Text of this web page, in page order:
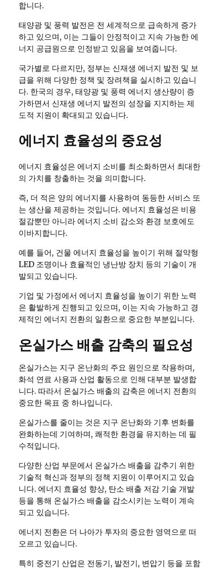
합니다.
태양광 및 풍력 발전은 전 세계적으로 급속하게 증가
하고 있으며, 이는 그들이 안정적이고 지속 가능한 에
너지 공급원으로 인정받고 있음을 보여줍니다.
국가별로 다르지만, 정부는 신재생 에너지 발전 및 보
급을 위해 다양한 정책 및 장려책을 실시하고 있습니
다. 한국의 경우, 태양광 및 풍력 에너지 생산량이 증
가하면서 신재생 에너지 발전의 성장을 지지하는 제
도적 지원이 확대되고 있습니다.
에너지 효율성의 중요성
에너지 효율성은 에너지 소비를 최소화하면서 최대한
의 가치를 창출하는 것을 의미합니다.
즉, 더 적은 양의 에너지를 사용하여 동등한 서비스 또
는 생산을 제공하는 것입니다. 에너지 효율성은 비용
절감뿐만 아니라 에너지 소비 감소와 환경 보호에도
이바지합니다.
예를 들어, 건물 에너지 효율성을 높이기 위해 절약형
LED 조명이나 효율적인 냉난방 장치 등의 기술이 개
발되고 있습니다.
기업 및 가정에서 에너지 효율성을 높이기 위한 노력
은 활발하게 진행되고 있으며, 이는 지속 가능하고 경
제적인 에너지 전환의 일환으로 중요한 부분입니다.
온실가스 배출 감축의 필요성
온실가스는 지구 온난화의 주요 원인으로 작용하며,
화석 연료 사용과 산업 활동으로 인해 대부분 발생합
니다. 따라서 온실가스 배출의 감축은 에너지 전환의
중요한 목표 중 하나입니다.
온실가스를 줄이는 것은 지구 온난화와 기후 변화를
완화하는데 기여하며, 쾌적한 환경을 유지하는 데 필
수적입니다.
다양한 산업 부문에서 온실가스 배출을 감추기 위한
기술적 혁신과 정부의 정책 지원이 이루어지고 있습
니다. 에너지 효율성 향상, 탄소 배출 저감 기술 개발
등을 통해 온실가스 배출을 감소시키는 노력이 계속
되고 있습니다.
에너지 전환은 더 나아가 투자의 중요한 영역으로 떠
오르고 있습니다.
특히 중전기 산업은 전동기, 발전기, 변압기 등을 포함